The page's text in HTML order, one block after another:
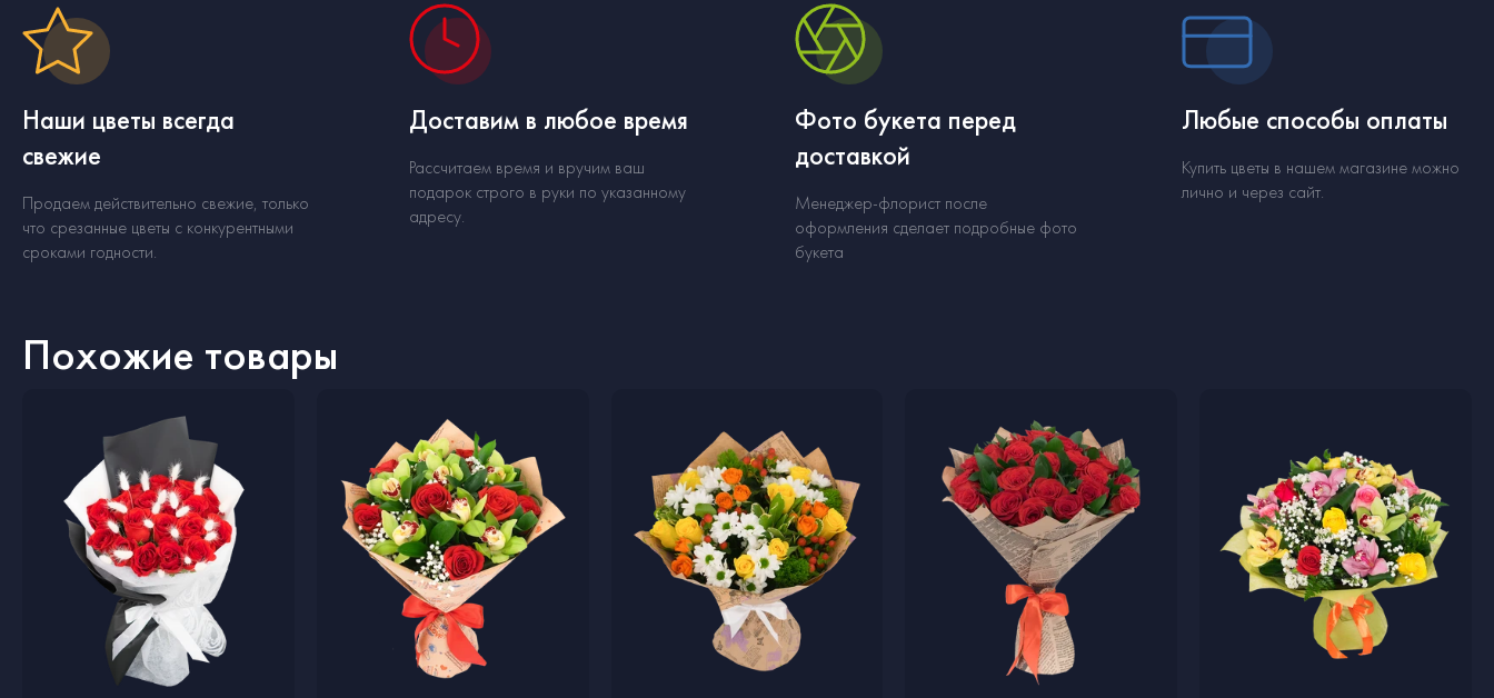
Наши цветы всегда
свежие
Продаем действительно свежие, только
что срезанные цветы с конкурентными
сроками годности.
Доставим в любое время
Рассчитаем время и вручим ваш
подарок строго в руки по указанному
адресу.
Фото букета перед
доставкой
Менеджер-флорист после
оформления сделает подробные фото
букета
Любые способы оплаты
Купить цветы в нашем магазине можно
лично и через сайт.
Похожие товары